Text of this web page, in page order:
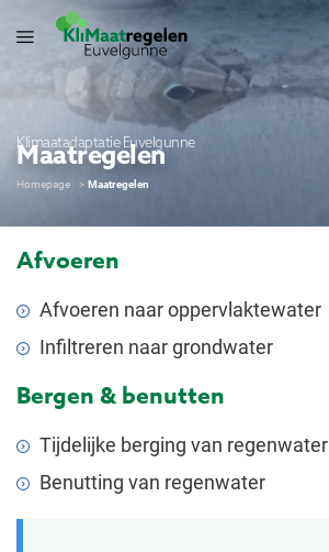
Klimaatadaptatie Euvelgunne
Maatregelen
Homepage Maatregelen
Afvoeren
Afvoeren naar oppervlaktewater
Infiltreren naar grondwater
Bergen & benutten
Tijdelijke berging van regenwater
Benutting van regenwater